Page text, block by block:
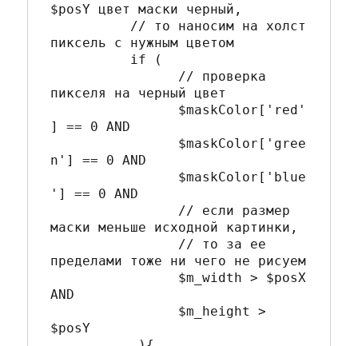
$posY цвет маски черный,
пиксель с нужным цветом
пикселя на черный цвет
] == 0 AND
n'] == 0 AND
'] == 0 AND
маски меньше исходной картинки,
пределами тоже ни чего не рисуем
AND
$posY